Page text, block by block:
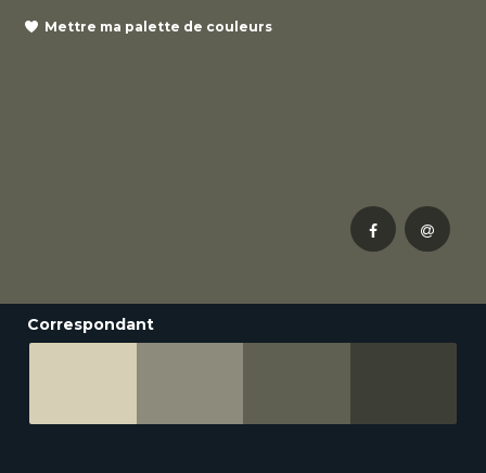
Mettre ma palette de couleurs
Correspondant